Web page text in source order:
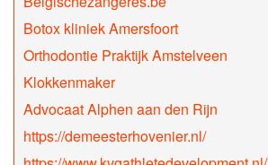
Botox kliniek Amersfoort
Orthodontie Praktijk Amstelveen
Klokkenmaker
Advocaat Alphen aan den Rijn
https://demeesterhovenier.nl/